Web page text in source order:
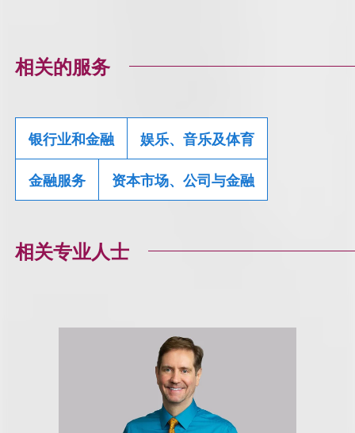
相关的服务
银行业和金融 娱乐、音乐及体育
金融服务 资本市场、公司与金融
相关专业人士